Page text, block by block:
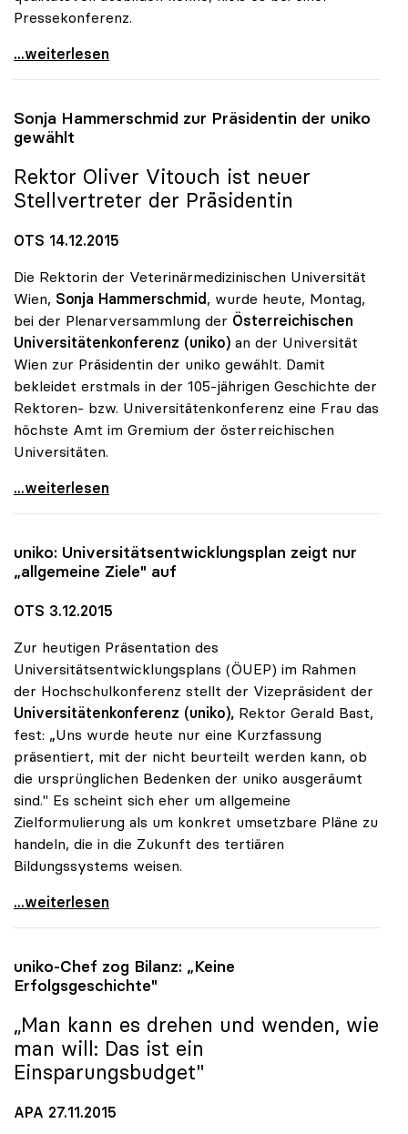
Pressekonferenz.
Universitäten drängen weiter auf
...weiterlesen
Sonja Hammerschmid zur Präsidentin der uniko
gewählt
Rektor Oliver Vitouch ist neuer
Stellvertreter der Präsidentin
OTS 14.12.2015
Die Rektorin der Veterinärmedizinischen Universität
Wien, Sonja Hammerschmid, wurde heute, Montag,
bei der Plenarversammlung der Österreichischen
Universitätenkonferenz (uniko) an der Universität
Wien zur Präsidentin der uniko gewählt. Damit
bekleidet erstmals in der 105-jährigen Geschichte der
Rektoren- bzw. Universitätenkonferenz eine Frau das
höchste Amt im Gremium der österreichischen
Universitäten.
Sonja Hammerschmid zur Präsidentin der uniko
...weiterlesen
uniko: Universitätsentwicklungsplan zeigt nur
„allgemeine Ziele" auf
OTS 3.12.2015
Zur heutigen Präsentation des
Universitätsentwicklungsplans (ÖUEP) im Rahmen
der Hochschulkonferenz stellt der Vizepräsident der
Universitätenkonferenz (uniko), Rektor Gerald Bast,
fest: „Uns wurde heute nur eine Kurzfassung
präsentiert, mit der nicht beurteilt werden kann, ob
die ursprünglichen Bedenken der uniko ausgeräumt
sind." Es scheint sich eher um allgemeine
Zielformulierung als um konkret umsetzbare Pläne zu
handeln, die in die Zukunft des tertiären
Bildungssystems weisen.
uniko: Universitätsentwicklungsplan zeigt nur
...weiterlesen
uniko-Chef zog Bilanz: „Keine
Erfolgsgeschichte"
„Man kann es drehen und wenden, wie
man will: Das ist ein
Einsparungsbudget"
APA 27.11.2015